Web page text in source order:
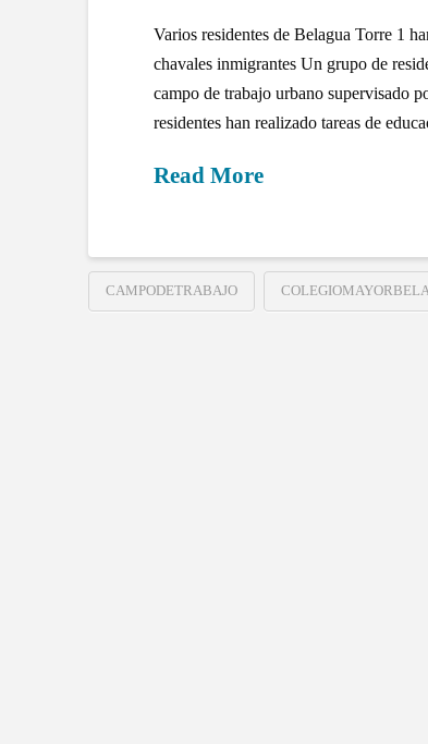
Varios residentes de Belagua Torre 1
chavales inmigrantes Un grupo de
campo de trabajo urbano supervisado
residentes han realizado tareas de
Read More
CAMPODETRABAJO